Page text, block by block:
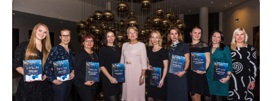
Reisitarvete e-pood
Airalo eSIM
Reisija meelespea
Kuldkaart
Platinum Club
Püsisoodustused
Boonuspunktid
Meist
Ettevõttest, kontaktid, reisikonsultandi teenus, tule
tööle, uudised...
Ettevõttest
Kontaktid